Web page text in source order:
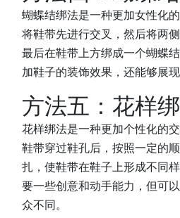
蝴蝶结绑法是一种更加女性化
将鞋带先进行交叉，然后将两
最后在鞋带上方绑成一个蝴蝶
加鞋子的装饰效果，还能够展
方法五：花样
花样绑法是一种更加个性化的
鞋带穿过鞋孔后，按照一定的
扎，使鞋带在鞋子上形成不同
要一些创意和动手能力，但可
众不同。